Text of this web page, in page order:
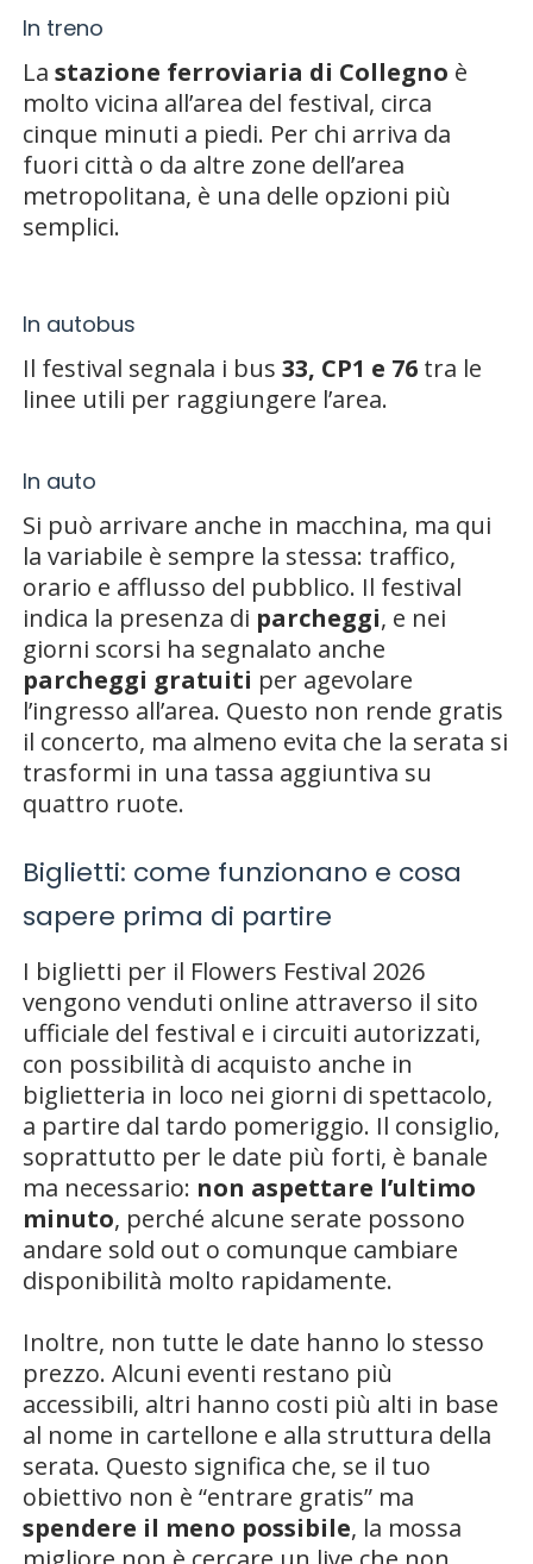
In treno
La stazione ferroviaria di Collegno è
molto vicina all’area del festival, circa
cinque minuti a piedi. Per chi arriva da
fuori città o da altre zone dell’area
metropolitana, è una delle opzioni più
semplici.
In autobus
Il festival segnala i bus 33, CP1 e 76tra le
linee utili per raggiungere l’area.
In auto
Si può arrivare anche in macchina, ma qui
la variabile è sempre la stessa: traffico,
orario e afflusso del pubblico. Il festival
indica la presenza di parcheggi, e nei
giorni scorsi ha segnalato anche
parcheggi gratuiti per agevolare
l’ingresso all’area. Questo non rende gratis
il concerto, ma almeno evita che la serata si
trasformi in una tassa aggiuntiva su
quattro ruote.
Biglietti: come funzionano e cosa
sapere prima di partire
I biglietti per il Flowers Festival 2026
vengono venduti online attraverso il sito
ufficiale del festival e i circuiti autorizzati,
con possibilità di acquisto anche in
biglietteria in loco nei giorni di spettacolo,
a partire dal tardo pomeriggio. Il consiglio,
soprattutto per le date più forti, è banale
ma necessario: non aspettare l’ultimo
minuto, perché alcune serate possono
andare sold out o comunque cambiare
disponibilità molto rapidamente.
Inoltre, non tutte le date hanno lo stesso
prezzo. Alcuni eventi restano più
accessibili, altri hanno costi più alti in base
al nome in cartellone e alla struttura della
serata. Questo significa che, se il tuo
obiettivo non è “entrare gratis” ma
spendere il meno possibile, la mossa